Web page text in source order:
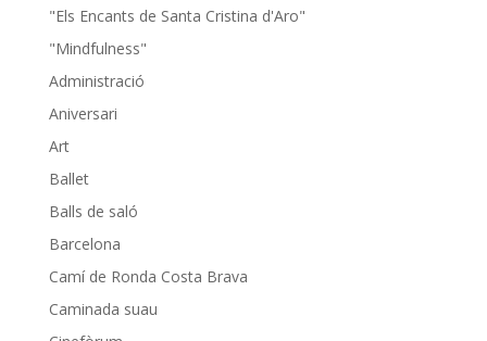
"Els Encants de Santa Cristina d'Aro"
"Mindfulness"
Administració
Aniversari
Art
Ballet
Balls de saló
Barcelona
Camí de Ronda Costa Brava
Caminada suau